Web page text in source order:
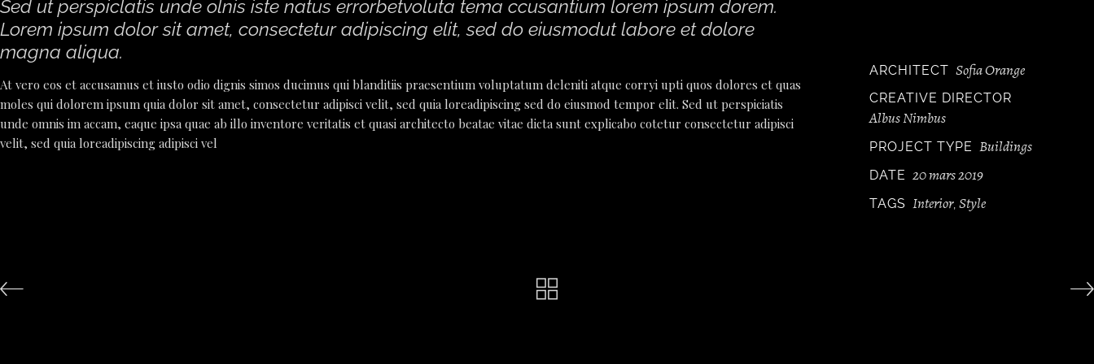
Sed ut perspiclatis unde olnis iste natus errorbetvoluta tema ccusantium lorem ipsum dorem.
Lorem ipsum dolor sit amet, consectetur adipiscing elit, sed do eiusmodut labore et dolore
magna aliqua.
At vero eos et accusamus et iusto odio dignis simos ducimus qui blanditiis praesentium voluptatum deleniti atque corryi upti quos dolores et quas
moles qui dolorem ipsum quia dolor sit amet, consectetur adipisci velit, sed quia loreadipiscing sed do eiusmod tempor elit. Sed ut perspiciatis
unde omnis im accam, eaque ipsa quae ab illo inventore veritatis et quasi architecto beatae vitae dicta sunt explicabo cotetur consectetur adipisci
velit, sed quia loreadipiscing adipisci vel
ARCHITECT Sofia Orange
CREATIVE DIRECTOR
Albus Nimbus
PROJECT TYPE Buildings
DATE 20 mars 2019
TAGS Interior, Style